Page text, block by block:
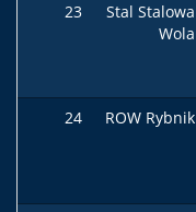
23
Stal Stalowa
Wola
24 ROW Rybnik